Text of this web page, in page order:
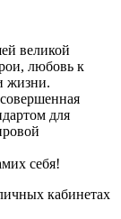
великой
любовь к
жизни.
для
себя!
кабинетах